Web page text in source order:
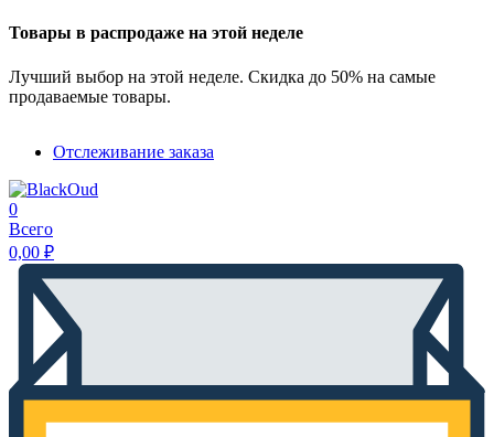
Товары в распродаже на этой неделе
Лучший выбор на этой неделе. Скидка до 50% на самые
продаваемые товары.
Отслеживание заказа
0
Всего
0,00 ₽